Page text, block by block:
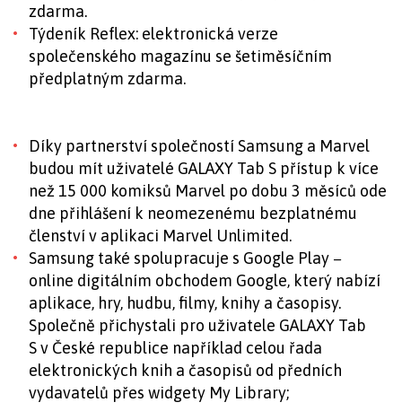
zdarma.
Týdeník Reflex: elektronická verze
společenského magazínu se šetiměsíčním
předplatným zdarma.
Díky partnerství společností Samsung a Marvel
budou mít uživatelé GALAXY Tab S přístup k více
než 15 000 komiksů Marvel po dobu 3 měsíců ode
dne přihlášení k neomezenému bezplatnému
členství v aplikaci Marvel Unlimited.
Samsung také spolupracuje s Google Play −
online digitálním obchodem Google, který nabízí
aplikace, hry, hudbu, filmy, knihy a časopisy.
Společně přichystali pro uživatele GALAXY Tab
S v České republice například celou řada
elektronických knih a časopisů od předních
vydavatelů přes widgety My Library;